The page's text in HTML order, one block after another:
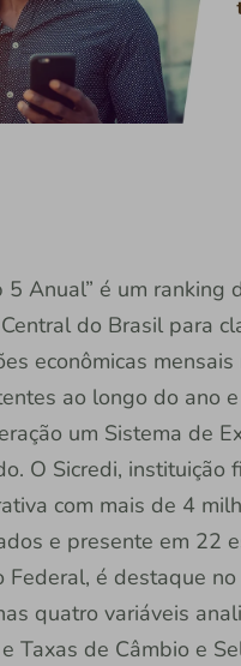
5 Anual” é um ranking
do Brasil para
econômicas mensais
ao longo do ano
um Sistema de
O Sicredi, instituição
com mais de 4
e presente em 22
Federal, é destaque
quatro variáveis
Taxas de Câmbio e